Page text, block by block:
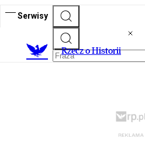
Serwisy
Rzecz o Historii